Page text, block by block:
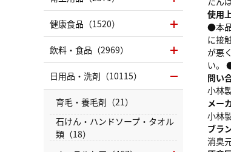
使用
●本
に接
が悪
い。
問い
小林
メー
小林
ブラ
消臭
健康食品（1520）
飲料・食品（2969）
日用品・洗剤（10115）
育毛・養毛剤（21）
石けん・ハンドソープ・タオル
類（18）